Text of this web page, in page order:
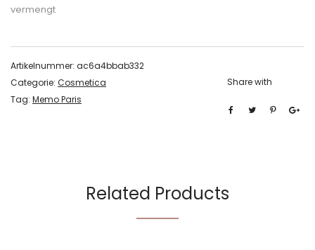
vermengt
Artikelnummer: ac6a4bbab332
Categorie: Cosmetica
Tag: Memo Paris
Share with
Related Products